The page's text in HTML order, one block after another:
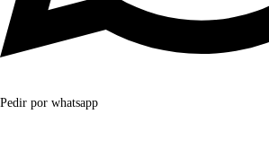
Pedir por whatsapp